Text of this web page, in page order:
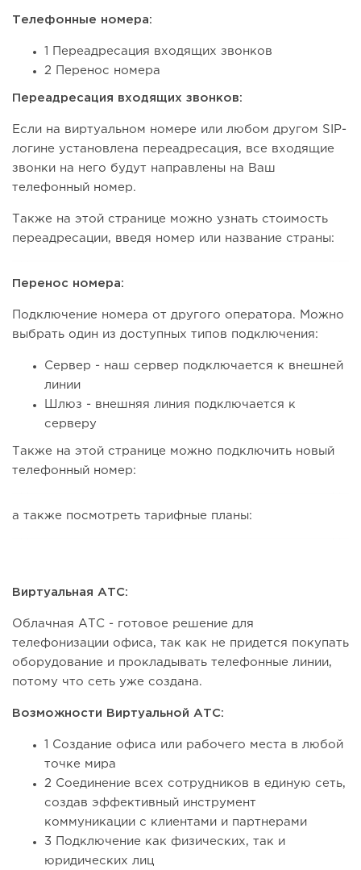
Телефонные номера:
1 Переадресация входящих звонков
2 Перенос номера
Переадресация входящих звонков:
Если на виртуальном номере или любом другом SIP-
логине установлена переадресация, все входящие
звонки на него будут направлены на Ваш
телефонный номер.
Также на этой странице можно узнать стоимость
переадресации, введя номер или название страны:
Перенос номера:
Подключение номера от другого оператора. Можно
выбрать один из доступных типов подключения:
Сервер - наш сервер подключается к внешней
линии
Шлюз - внешняя линия подключается к
серверу
Также на этой странице можно подключить новый
телефонный номер:
а также посмотреть тарифные планы:
Виртуальная АТС:
Облачная АТС - готовое решение для
телефонизации офиса, так как не придется покупать
оборудование и прокладывать телефонные линии,
потому что сеть уже создана.
Возможности Виртуальной АТС:
1 Создание офиса или рабочего места в любой
точке мира
2 Соединение всех сотрудников в единую сеть,
создав эффективный инструмент
коммуникации с клиентами и партнерами
3 Подключение как физических, так и
юридических лиц